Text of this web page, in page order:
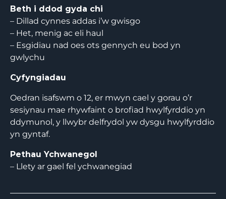
Beth i ddod gyda chi
– Dillad cynnes addas i’w gwisgo
– Het, menig ac eli haul
– Esgidiau nad oes ots gennych eu bod yn
gwlychu
Cyfyngiadau
Oedran isafswm o 12, er mwyn cael y gorau o’r
sesiynau mae rhywfaint o brofiad hwylfyrddio yn
ddymunol, y llwybr delfrydol yw dysgu hwylfyrddio
yn gyntaf.
Pethau Ychwanegol
– Llety ar gael fel ychwanegiad